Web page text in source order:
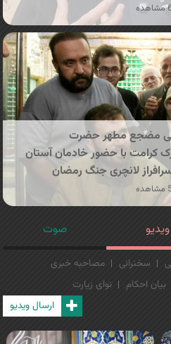
مضجع مطهر حضرت
کرامت با حضور خادمان آستان
لانچری جنگ رمضان
ویدیو صوت
سخنرانی
مصاحبه خبری
بیان احکام
نوای زیارت
ارسال ویدیو